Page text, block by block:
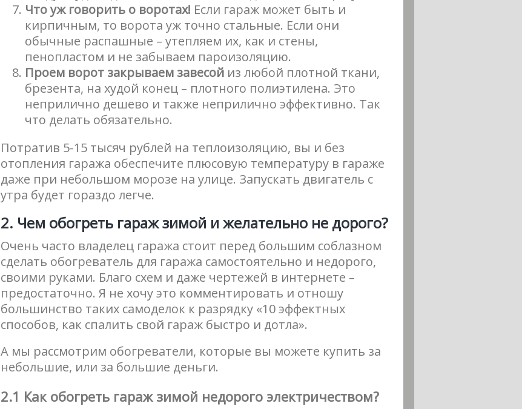
Что уж говорить о воротах! Если гараж может быть и
кирпичным, то ворота уж точно стальные. Если они
обычные распашные – утепляем их, как и стены,
пенопластом и не забываем пароизоляцию.
Проем ворот закрываем завесой из любой плотной ткани,
брезента, на худой конец – плотного полиэтилена. Это
неприлично дешево и также неприлично эффективно. Так
что делать обязательно.
Потратив 5-15 тысяч рублей на теплоизоляцию, вы и без
отопления гаража обеспечите плюсовую температуру в гараже
даже при небольшом морозе на улице. Запускать двигатель с
утра будет гораздо легче.
2. Чем обогреть гараж зимой и желательно не дорого?
Очень часто владелец гаража стоит перед большим соблазном
сделать обогреватель для гаража самостоятельно и недорого,
своими руками. Благо схем и даже чертежей в интернете –
предостаточно. Я не хочу это комментировать и отношу
большинство таких самоделок к разрядку «10 эффектных
способов, как спалить свой гараж быстро и дотла».
А мы рассмотрим обогреватели, которые вы можете купить за
небольшие, или за большие деньги.
2.1 Как обогреть гараж зимой недорого электричеством?